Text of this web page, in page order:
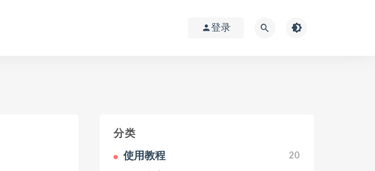
登录
分类
使用教程 20